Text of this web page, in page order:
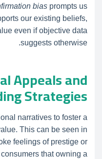
bias prompts us
our existing beliefs,
even if objective data
suggests otherwise.
Appeals and
Strategies
narratives to foster a
This can be seen in
feelings of prestige or
that owning a